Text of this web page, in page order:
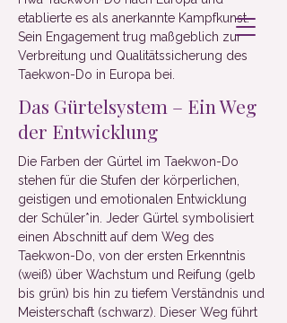
etablierte es als anerkannte Kampfkunst.
Sein Engagement trug maßgeblich zur
Verbreitung und Qualitätssicherung des
Taekwon-Do in Europa bei.
Das Gürtelsystem – Ein Weg
der Entwicklung
​Die Farben der Gürtel im Taekwon-Do
stehen für die Stufen der körperlichen,
geistigen und emotionalen Entwicklung
der Schüler*in. Jeder Gürtel symbolisiert
einen Abschnitt auf dem Weg des
Taekwon-Do, von der ersten Erkenntnis
(weiß) über Wachstum und Reifung (gelb
bis grün) bis hin zu tiefem Verständnis und
Meisterschaft (schwarz). Dieser Weg führt